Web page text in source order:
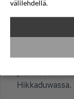
suuremmissa
liikkeet ja
paikallisessa
Käteistä
pieniin
Hikkaduwassa.
välilehdellä.